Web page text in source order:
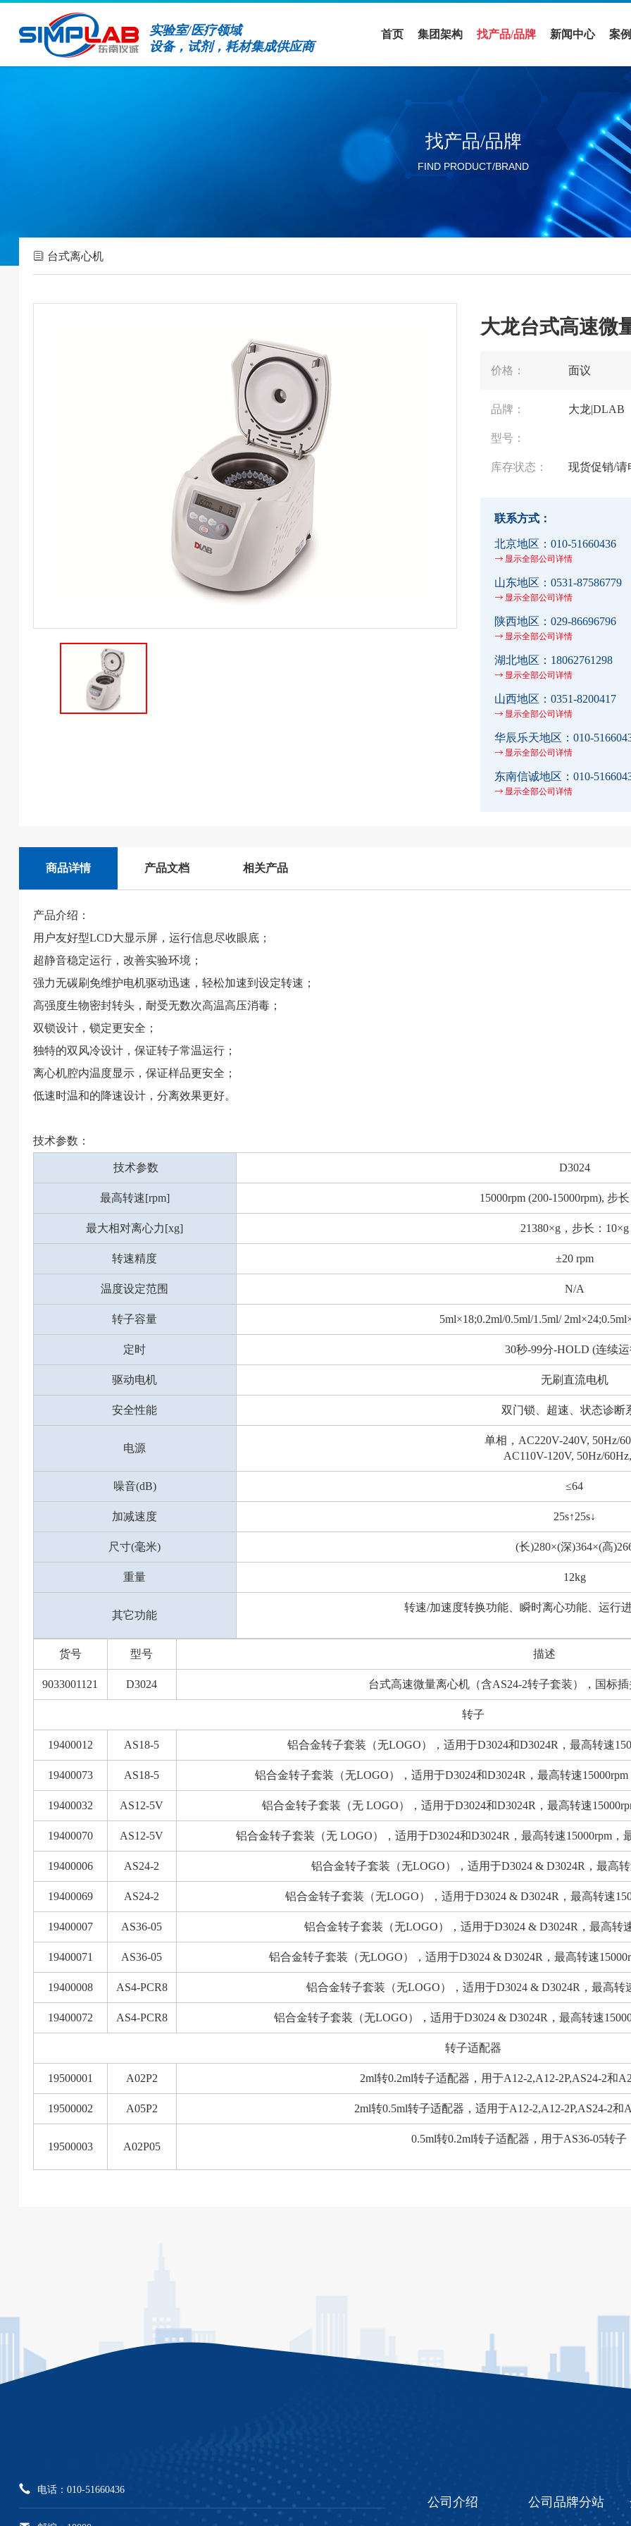
实验室/医疗领域
设备，试剂，耗材集成供应商
首页 集团架构
实验室设备领域
找产品/品牌 新闻中心
公司新闻
活动展会
行业新闻
分公司新闻
案
案
解
找产品/品牌
FIND PRODUCT/BRAND
台式离心机
大龙台式高速微
价格： 面议
品牌： 大龙|DLAB
型号：
库存状态： 现货促销/请
联系方式：
北京地区： 010-51660436
显示全部公司详情
山东地区： 0531-87586779
显示全部公司详情
陕西地区： 029-86696796
显示全部公司详情
湖北地区： 18062761298
显示全部公司详情
山西地区： 0351-8200417
显示全部公司详情
华辰乐天地区： 010-
显示全部公司详情
东南信诚地区： 010-
显示全部公司详情
商品详情 产品文档 相关产品
产品介绍：
用户友好型LCD大显示屏，运行信息尽收眼底；
超静音稳定运行，改善实验环境；
强力无碳刷免维护电机驱动迅速，轻松加速到设定转速；
高强度生物密封转头，耐受无数次高温高压消毒；
双锁设计，锁定更安全；
独特的双风冷设计，保证转子常温运行；
离心机腔内温度显示，保证样品更安全；
低速时温和的降速设计，分离效果更好。
技术参数：
技术参数 D3024
最高转速[rpm] 15000rpm (200-15000rpm), 步
最大相对离心力[xg] 21380×g，步长：10×g
转速精度 ±20 rpm
温度设定范围 N/A
转子容量 5ml×18;0.2ml/0.5ml/1.5ml/
定时 30秒-99分-HOLD (连续
驱动电机 无刷直流电机
安全性能 双门锁、超速、状态诊断
电源
单相，AC220V-240V, 50Hz/
AC110V-120V, 50Hz/
噪音(dB) ≤64
加减速度 25s↑25s↓
尺寸(毫米) (长)280×(深)364×(高
重量 12kg
其它功能
转速/加速度转换功能、瞬时离心功能、运行
货号 型号 描述
9033001121 D3024 台式高速微量离心机（含AS24-2转子套装），国标插
转子
19400012 AS18-5 铝合金转子套装（无LOGO），适用于D3024和D3024R，最高转速
19400073 AS18-5 铝合金转子套装（无LOGO），适用于D3024和D3024R，最高转速
19400032 AS12-5V 铝合金转子套装（无 LOGO），适用于D3024和D3024R，最高转速
19400070 AS12-5V 铝合金转子套装（无 LOGO），适用于D3024和D3024R，最高转速15000rpm，
19400006 AS24-2 铝合金转子套装（无LOGO），适用于D3024 & D3024R，最高
19400069 AS24-2 铝合金转子套装（无LOGO），适用于D3024 & D3024R，最高转速
19400007 AS36-05 铝合金转子套装（无LOGO），适用于D3024 & D3024R，最高转
19400071 AS36-05 铝合金转子套装（无LOGO），适用于D3024 & D3024R，最高转速
19400008 AS4-PCR8 铝合金转子套装（无LOGO），适用于D3024 & D3024R，最高转
19400072 AS4-PCR8 铝合金转子套装（无LOGO），适用于D3024 & D3024R，最高转速
转子适配器
19500001 A02P2 2ml转0.2ml转子适配器，用于A12-2,A12-2P,AS24-2和
19500002 A05P2 2ml转0.5ml转子适配器，适用于A12-2,A12-2P,AS24-2和
19500003 A02P05
0.5ml转0.2ml转子适配器，用于AS36-05转子
电话：010-51660436
公司介绍 公司品牌分站